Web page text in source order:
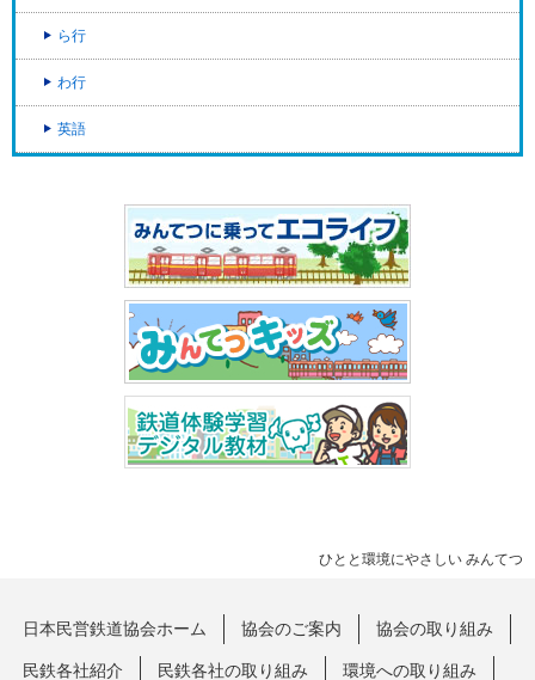
ら行
わ行
英語
ひとと環境にやさしい みんてつ
日本民営鉄道協会ホーム 協会のご案内 協会の取り組み
民鉄各社紹介 民鉄各社の取り組み 環境への取り組み